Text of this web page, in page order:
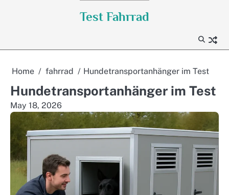
Test Fahrrad
Home fahrrad Hundetransportanhänger im Test
Hundetransportanhänger im Test
May 18, 2026